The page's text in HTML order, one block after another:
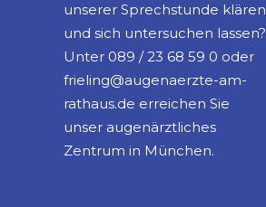
unserer Sprechstunde klären
und sich untersuchen lassen?
Unter 089 / 23 68 59 0 oder
frieling@augenaerzte-am-
rathaus.de erreichen Sie
unser augenärztliches
Zentrum in München.